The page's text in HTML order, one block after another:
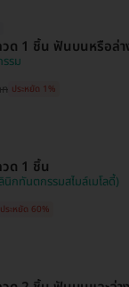
วด 1 ชิ้น ฟันบนหรือล่า
รม
ประหยัด 1%
ด 1 ชิ้น
กทันตกรรมสไมล์เมโลดี้)
ประหยัด 60%